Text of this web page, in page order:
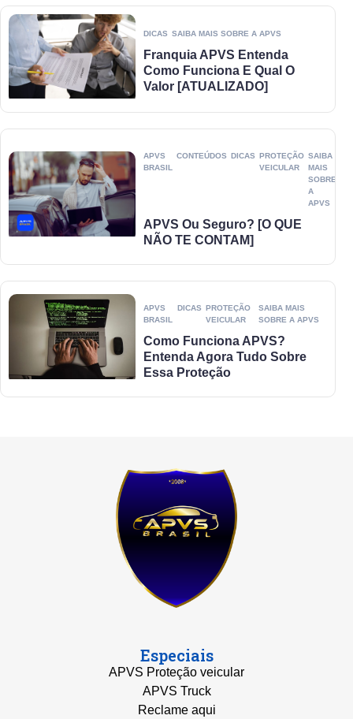
DICAS SAIBA MAIS SOBRE A APVS
Franquia APVS Entenda
Como Funciona E Qual O
Valor [ATUALIZADO]
APVS
BRASIL
CONTEÚDOS DICAS PROTEÇÃO
VEICULAR
SAIBA
MAIS
SOBRE
A
APVS
APVS Ou Seguro? [O QUE
NÃO TE CONTAM]
APVS
BRASIL
DICAS PROTEÇÃO
VEICULAR
SAIBA MAIS
SOBRE A APVS
Como Funciona APVS?
Entenda Agora Tudo Sobre
Essa Proteção
Especiais
APVS Proteção veicular
APVS Truck
Reclame aqui